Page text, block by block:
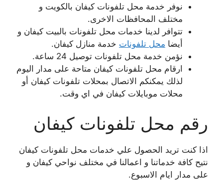
نوفر خدمة محل تلفونات كيفان بالكويت و
مختلف المحافظات الاخرى.
تتوافر لدينا خدمات محل تلفونات بالبيت كيفان و
أيضا محل تلفونات خدمة منازل كيفان.
نؤمن خدمة محل تلفونات توصيل 24 ساعة.
ارقام محل تلفونات كيفان متاحة على مدار اليوم
لذلك يمكنكم الاتصال بمحلات تلفونات كيفان أو
محلات موبايلات كيفان في اي وقت.
رقم محل تلفونات كيفان
اذا كنت تريد الحصول علي خدمات محل تلفونات كيفان
نتيح كافة خدماتنا و اعمالنا في مختلف نواحي كيفان و
على مدار ايام الاسبوع.